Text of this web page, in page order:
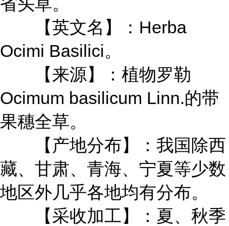
【英文名】：Herba
Ocimi Basilici。
【来源】：植物罗勒
Ocimum basilicum Linn.的带
果穗全草。
【产地分布】：我国除西
藏、甘肃、青海、宁夏等少数
地区外几乎各地均有分布。
【采收加工】：夏、秋季